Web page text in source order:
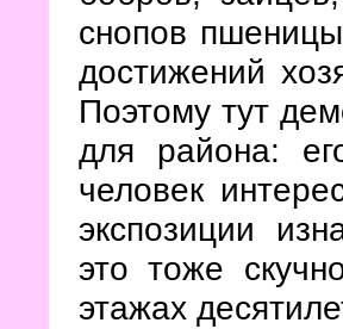
снопов
достижений
Поэтому тут
для района:
человек
экспозиции
это тоже
этажах